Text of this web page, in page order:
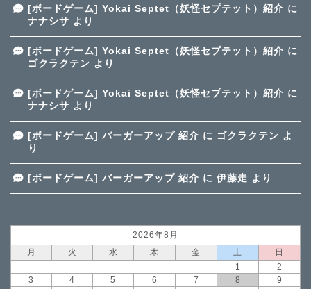
[ボードゲーム] Yokai Septet（妖怪セプテット）紹介 に
ナナシサ より
[ボードゲーム] Yokai Septet（妖怪セプテット）紹介 に
ゴクラクテン より
[ボードゲーム] Yokai Septet（妖怪セプテット）紹介 に
ナナシサ より
[ボードゲーム] バーガーアップ 紹介 に ゴクラクテン よ
り
[ボードゲーム] バーガーアップ 紹介 に 伊藤走 より
2026年8月
月
火 水 木 金 土
日
1
2
3
4 5 6 7 8
9